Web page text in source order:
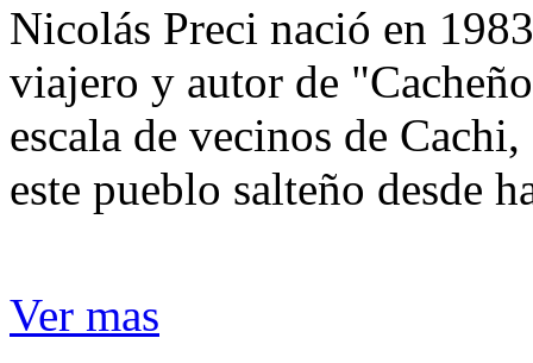
Nicolás Preci nació en
viajero y autor de
escala de vecinos de
este pueblo salteño desde
Ver mas